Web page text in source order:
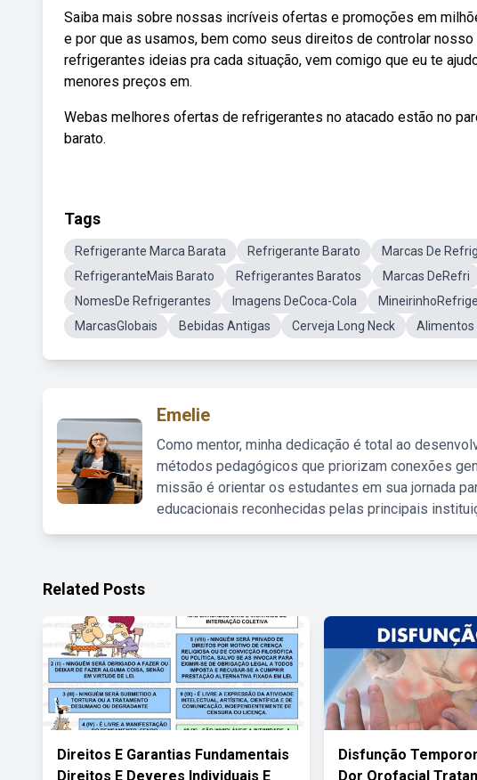
Saiba mais sobre nossas incríveis ofertas e promoções em
e por que as usamos, bem como seus direitos de controlar
refrigerantes ideias pra cada situação, vem comigo que eu te
menores preços em.
Webas melhores ofertas de refrigerantes no atacado estão no
barato.
Tags
Refrigerante Marca Barata Refrigerante Barato Marcas De
RefrigeranteMais Barato
Refrigerantes Baratos Marcas DeRefri
NomesDe Refrigerantes
Imagens DeCoca-Cola
MarcasGlobais
Bebidas Antigas Cerveja Long Neck Alimentos
Emelie
Como mentor, minha dedicação é total ao
métodos pedagógicos que priorizam conexões
missão é orientar os estudantes em sua jornada
educacionais reconhecidas pelas principais
Related Posts
Direitos E Garantias Fundamentais
Direitos E Deveres Individuais E
Disfunção
Dor Orofacial